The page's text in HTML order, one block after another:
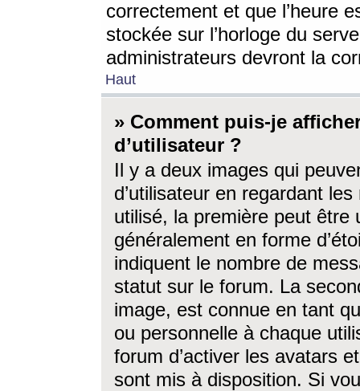
correctement et que l’heure
stockée sur l’horloge du
administrateurs devront la
Haut
» Comment puis-je
d’utilisateur ?
Il y a deux images qui
d’utilisateur en regardant
utilisé, la première peut être
généralement en forme
indiquent le nombre de
statut sur le forum. La
image, est connue en tant
ou personnelle à chaque
forum d’activer les avatars
sont mis à disposition. Si